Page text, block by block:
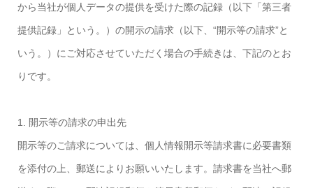
から当社が個人データの提供を受けた際の記録（以下「第三者
提供記録」という。）の開示の請求（以下、“開示等の請求”と
いう。）にご対応させていただく場合の手続きは、下記のとお
りです。
1. 開示等の請求の申出先
開示等のご請求については、個人情報開示等請求書に必要書類
を添付の上、郵送によりお願いいたします。請求書を当社へ郵